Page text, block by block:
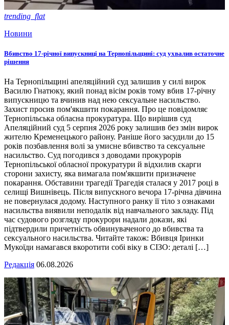
trending_flat
Новини
Вбивство 17-річної випускниці на Тернопільщині: суд ухвалив остаточне
рішення
На Тернопільщині апеляційний суд залишив у силі вирок
Василю Гнатюку, який понад вісім років тому вбив 17-річну
випускницю та вчинив над нею сексуальне насильство.
Захист просив пом'якшити покарання. Про це повідомляє
Тернопільська обласна прокуратура. Що вирішив суд
Апеляційний суд 5 серпня 2026 року залишив без змін вирок
жителю Кременецького району. Раніше його засудили до 15
років позбавлення волі за умисне вбивство та сексуальне
насильство. Суд погодився з доводами прокурорів
Тернопільської обласної прокуратури й відхилив скарги
сторони захисту, яка вимагала пом'якшити призначене
покарання. Обставини трагедії Трагедія сталася у 2017 році в
селищі Вишнівець. Після випускного вечора 17-річна дівчина
не повернулася додому. Наступного ранку її тіло з ознаками
насильства виявили неподалік від навчального закладу. Під
час судового розгляду прокурори надали докази, які
підтвердили причетність обвинуваченого до вбивства та
сексуального насильства. Читайте також: Вбивця Іринки
Мукоїди намагався вкоротити собі віку в СІЗО: деталі […]
Редакція 06.08.2026